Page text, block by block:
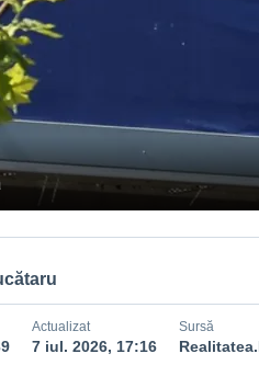
Actualizat
7 iul. 2026, 17:16
Sursă